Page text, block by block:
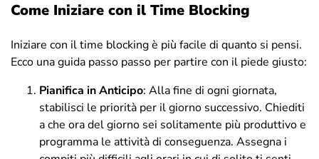
Come Iniziare con il Time Blocking
Iniziare con il time blocking è più facile di quanto si pensi.
Ecco una guida passo passo per partire con il piede giusto:
Pianifica in Anticipo: Alla fine di ogni giornata,
stabilisci le priorità per il giorno successivo. Chiediti
a che ora del giorno sei solitamente più produttivo e
programma le attività di conseguenza. Assegna i